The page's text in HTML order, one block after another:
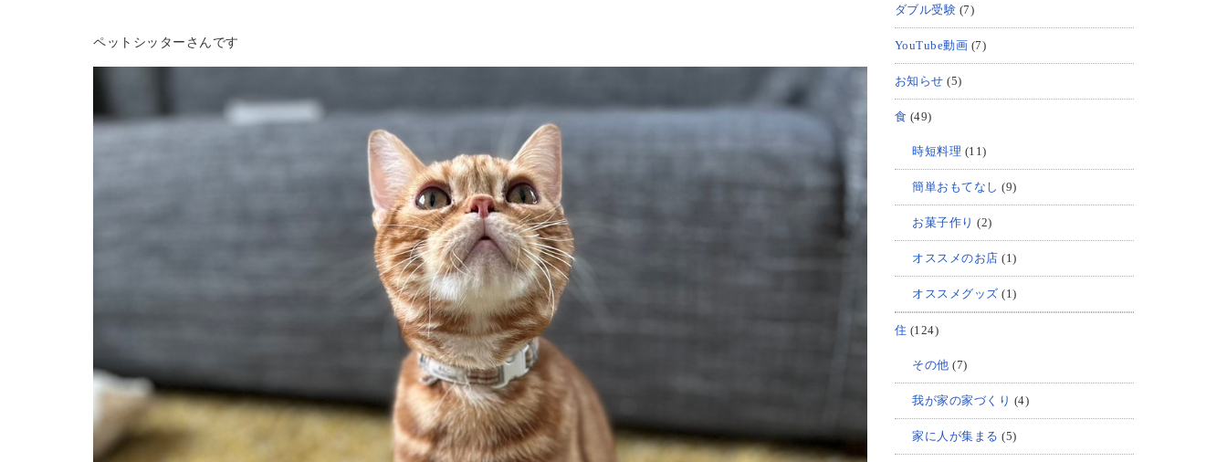
ペットシッターさんです
ダブル受験 (7)
YouTube動画 (7)
お知らせ (5)
食 (49)
時短料理 (11)
簡単おもてなし (9)
お菓子作り (2)
オススメのお店 (1)
オススメグッズ (1)
住 (124)
その他 (7)
我が家の家づくり (4)
家に人が集まる (5)